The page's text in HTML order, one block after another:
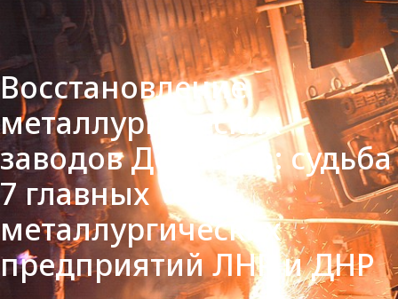
Восстановление
металлургических
заводов Донбасса: судьба
7 главных
металлургических
предприятий ЛНР и ДНР